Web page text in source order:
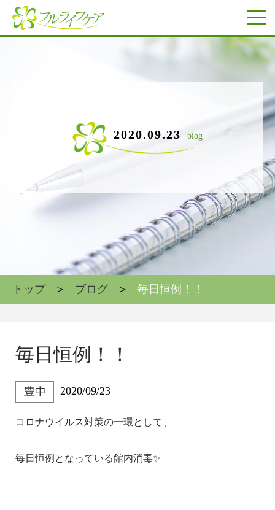
2020.09.23 blog
トップ ブログ 毎日恒例！！
毎日恒例！！
豊中 2020/09/23
コロナウイルス対策の一環として、
毎日恒例となっている館内消毒✨